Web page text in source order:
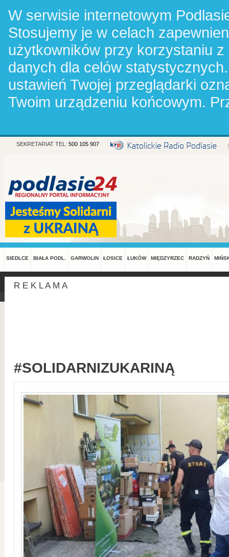
W serwisie internetowym
Stosujemy je w celach
użytkowników przy korzystaniu
danych dla celów
ustawień Twojej przeglądarki
Twoim urządzeniu końcowym.
SEKRETARIAT TEL: 500 105 907
SIEDLCE BIAŁA PODL. GARWOLIN ŁOSICE ŁUKÓW MIĘDZYRZEC RADZYŃ
R E K L A M A
#SOLIDARNIZUKARINĄ